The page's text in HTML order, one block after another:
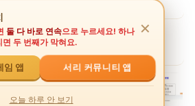
조회 7 07/30
조회 6 07/30
점 강화석 구매 수정
조회 12 07/30
둘 다 바로 연속으로 누르세요! 하나
면 두 번째가 막혀요.
✕
임 앱 서리 커뮤니티 앱
오늘 하루 안 보기